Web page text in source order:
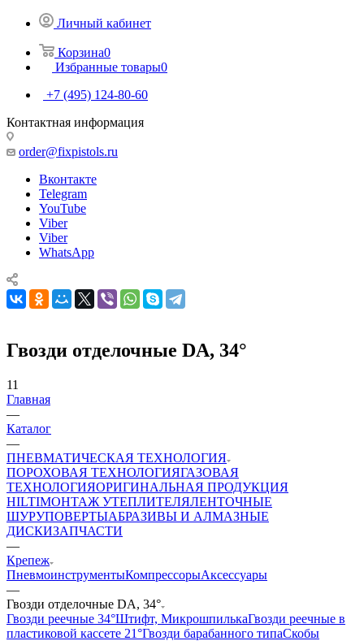
Личный кабинет
Корзина0
Избранные товары0
+7 (495) 124-80-60
Контактная информация
order@fixpistols.ru
Вконтакте
Telegram
YouTube
Viber
Viber
WhatsApp
Гвозди отделочные DA, 34°
11
Главная
—
Каталог
—
ПНЕВМАТИЧЕСКАЯ ТЕХНОЛОГИЯ
ПОРОХОВАЯ ТЕХНОЛОГИЯГАЗОВАЯ
ТЕХНОЛОГИЯОРИГИНАЛЬНАЯ ПРОДУКЦИЯ
HILTIМОНТАЖ УТЕПЛИТЕЛЯЛЕНТОЧНЫЕ
ШУРУПОВЕРТЫАБРАЗИВЫ И АЛМАЗНЫЕ
ДИСКИЗАПЧАСТИ
—
Крепеж
ПневмоинструментыКомпрессорыАксессуары
—
Гвозди отделочные DA, 34°
Гвозди реечные 34°Штифт, МикрошпилькаГвозди реечные в
пластиковой кассете 21°Гвозди барабанного типаСкобы